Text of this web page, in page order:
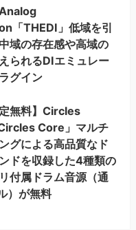
Analog
「THEDI」低域を引
域の存在感や高域の
られるDIエミュレー
グイン
定無料】Circles
Core」マルチ
グによる高品質なド
ドを収録した4種類の
付属ドラム音源（通
）が無料